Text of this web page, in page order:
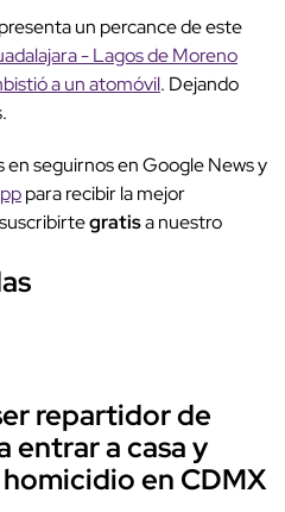
un percance de este
- Lagos de Moreno
a un atomóvil. Dejando
en seguirnos en Google News y
para recibir la mejor
gratisa nuestro
repartidor de
entrar a casa y
en CDMX